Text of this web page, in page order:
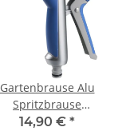
Gartenbrause Alu
Spritzbrause
Sprühpistole 8 fach
14,90 € *